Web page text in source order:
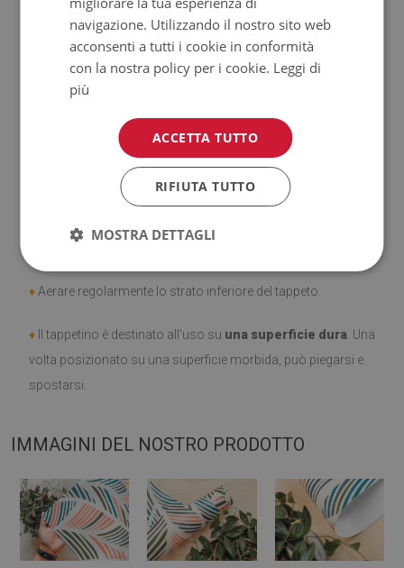
Prodotto facile da pulire, resistente alle macchie e
all'acqua.
del tempo (es. abrasioni) non sono soggetti a reclami.
Come prendersi cura del prodotto?
♦ Aerare regolarmente lo strato inferiore del tappeto.
♦ Il tappetino è destinato all'uso su una superficie dura . Una
volta posizionato su una superficie morbida, può piegarsi e
spostarsi.
IMMAGINI DEL NOSTRO PRODOTTO
navigazione. Utilizzando il nostro sito web
acconsenti a tutti i cookie in conformità
con la nostra policy per i cookie. Leggi di
più
ACCETTA TUTTO
RIFIUTA TUTTO
MOSTRA DETTAGLI